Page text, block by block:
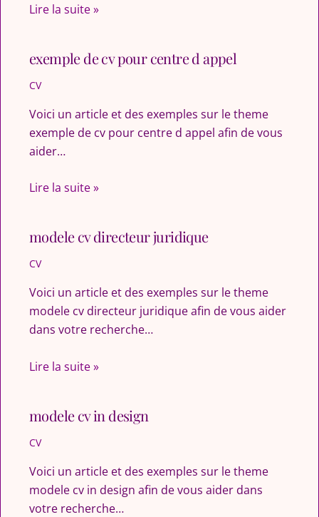
Lire la suite »
exemple de cv pour centre d appel
CV
Voici un article et des exemples sur le theme
exemple de cv pour centre d appel afin de vous
aider…
Lire la suite »
modele cv directeur juridique
CV
Voici un article et des exemples sur le theme
modele cv directeur juridique afin de vous aider
dans votre recherche…
Lire la suite »
modele cv in design
CV
Voici un article et des exemples sur le theme
modele cv in design afin de vous aider dans
votre recherche…